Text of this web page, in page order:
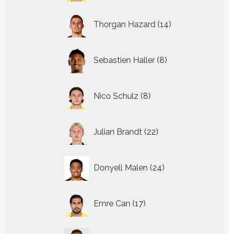
Thorgan Hazard 14
producten
Sebastien Haller 8
producten
Nico Schulz 8
producten
Julian Brandt 22
producten
Donyell Malen 24
producten
Emre Can 17
producten